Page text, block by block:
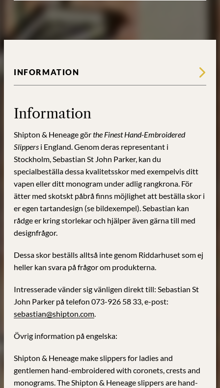
INFORMATION
Information
Shipton & Heneage görthe Finest Hand-Embroidered
Slippers i England. Genom deras representant i
Stockholm, Sebastian St John Parker, kan du
specialbeställa dessa kvalitetsskor med exempelvis ditt
vapen eller ditt monogram under adlig rangkrona. För
ätter med skotskt påbrå finns möjlighet att beställa skor i
er egen tartandesign (se bildexempel). Sebastian kan
rådge er kring storlekar och hjälper även gärna till med
designfrågor.
Dessa skor beställs alltså inte genom Riddarhuset som ej
heller kan svara på frågor om produkterna.
Intresserade vänder sig vänligen direkt till: Sebastian St
John Parker på telefon 073-926 58 33, e-post:
sebastian@shipton.com.
Övrig information på engelska:
Shipton & Heneage make slippers for ladies and
gentlemen hand-embroidered with coronets, crests and
monograms. The Shipton & Heneage slippers are hand-